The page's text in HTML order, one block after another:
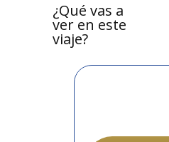
¿Qué vas a
ver en este
viaje?